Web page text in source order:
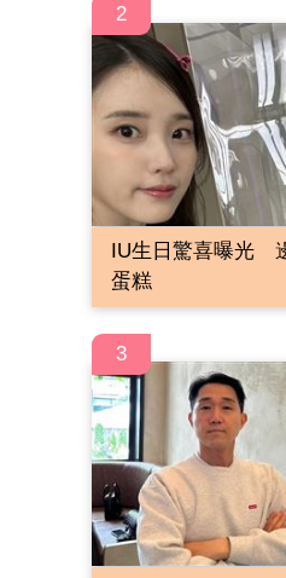
2
IU生日驚喜曝光
蛋糕
3